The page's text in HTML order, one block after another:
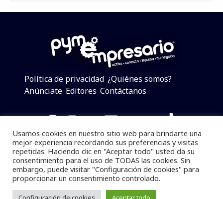
Política de privacidad ¿Quiénes somos?
Anúnciate Editores Contáctanos
Facebook
Instagram
Twitter
LinkedIn
Telegram
YouTube
TikTok
Pymempresario © 2025 Todos los derechos reservados.
Se prohibe el uso de la información total o parcial sin
dar referencia a la fuente.
Usamos cookies en nuestro sitio web para brindarte una
mejor experiencia recordando sus preferencias y visitas
repetidas. Haciendo clic en "Aceptar todo" usted da su
consentimiento para el uso de TODAS las cookies. Sin
embargo, puede visitar "Configuración de cookies" para
proporcionar un consentimiento controlado.